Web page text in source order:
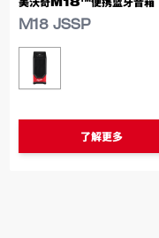
M18 JSSP
类似型号
M18 JSSP
了解更多